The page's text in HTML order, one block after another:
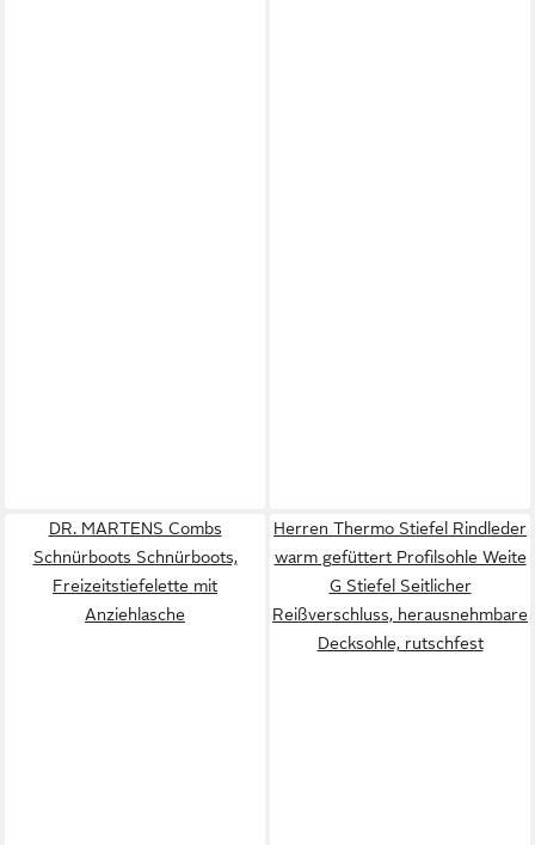
DR. MARTENS Combs
Schnürboots Schnürboots,
Freizeitstiefelette mit
Anziehlasche
Herren Thermo Stiefel Rindleder
warm gefüttert Profilsohle Weite
G Stiefel Seitlicher
Reißverschluss, herausnehmbare
Decksohle, rutschfest